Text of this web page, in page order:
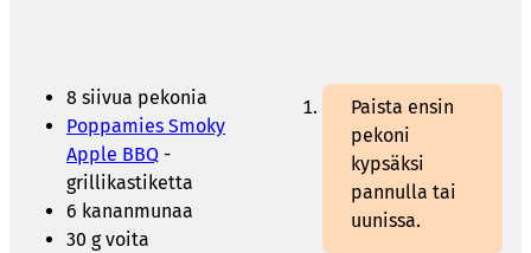
8 siivua pekonia
Poppamies Smoky
Apple BBQ -
grillikastiketta
6 kananmunaa
30 g voita
Paista ensin
pekoni
kypsäksi
pannulla tai
uunissa.